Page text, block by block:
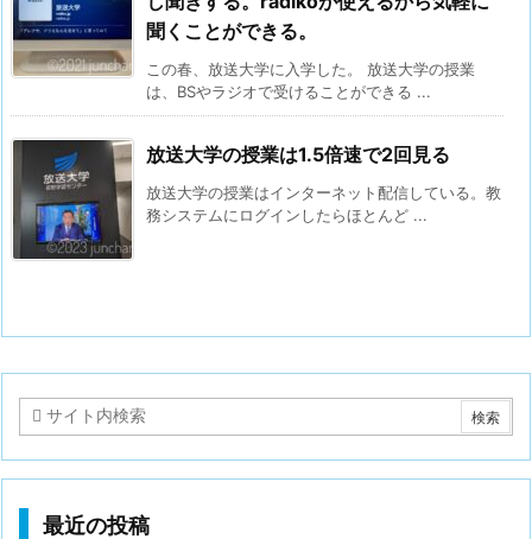
聞くことができる。
この春、放送大学に入学した。 放送大学の授業
は、BSやラジオで受けることができる ...
放送大学の授業は1.5倍速で2回見る
放送大学の授業はインターネット配信している。教
務システムにログインしたらほとんど ...
最近の投稿